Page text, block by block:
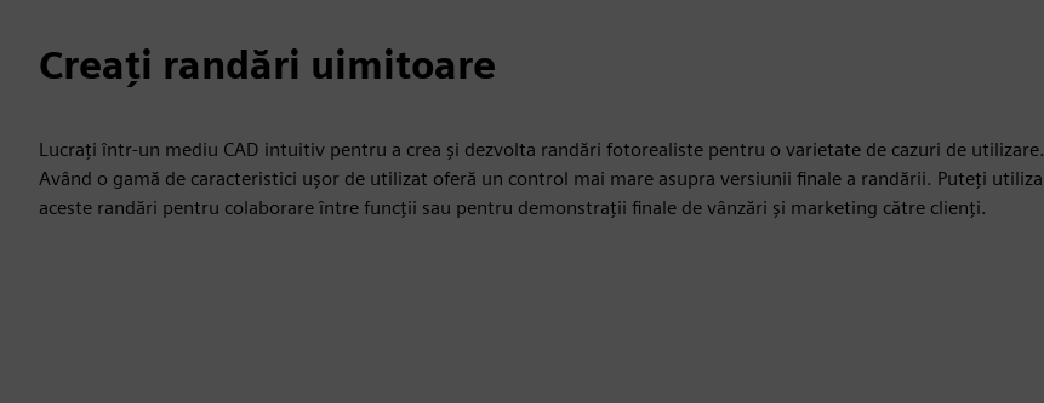
Creați randări uimitoare
Lucrați într-un mediu CAD intuitiv pentru a crea și dezvolta randări fotorealiste pentru o varietate de cazuri de utilizare.
Având o gamă de caracteristici ușor de utilizat oferă un control mai mare asupra versiunii finale a randării. Puteți utiliza
aceste randări pentru colaborare între funcții sau pentru demonstrații finale de vânzări și marketing către clienți.